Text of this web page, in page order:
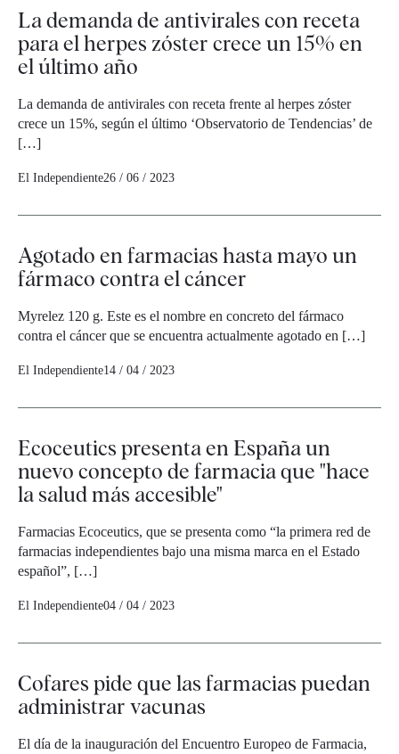
La demanda de antivirales con receta
para el herpes zóster crece un 15% en
el último año
La demanda de antivirales con receta frente al herpes zóster
crece un 15%, según el último ‘Observatorio de Tendencias’ de
[…]
El Independiente26 / 06 / 2023
Agotado en farmacias hasta mayo un
fármaco contra el cáncer
Myrelez 120 g. Este es el nombre en concreto del fármaco
contra el cáncer que se encuentra actualmente agotado en […]
El Independiente14 / 04 / 2023
Ecoceutics presenta en España un
nuevo concepto de farmacia que "hace
la salud más accesible"
Farmacias Ecoceutics, que se presenta como “la primera red de
farmacias independientes bajo una misma marca en el Estado
español”, […]
El Independiente04 / 04 / 2023
Cofares pide que las farmacias puedan
administrar vacunas
El día de la inauguración del Encuentro Europeo de Farmacia,